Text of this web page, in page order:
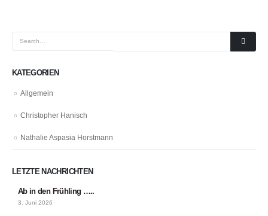
KATEGORIEN
Allgemein
Christopher Hanisch
Nathalie Aspasia Horstmann
LETZTE NACHRICHTEN
Ab in den Frühling …..
3. Juni 2026